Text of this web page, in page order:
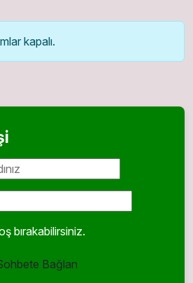
kapalı.
bırakabilirsiniz.
Bağlan